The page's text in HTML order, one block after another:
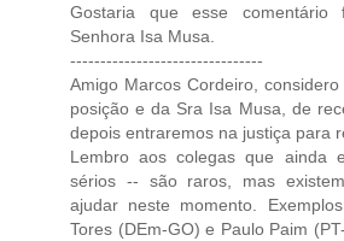
Gostaria que esse comentário
Senhora Isa Musa.
--------------------------------
Amigo Marcos Cordeiro,
posição e da Sra Isa Musa, de
depois entraremos na justiça para
Lembro aos colegas que ainda
sérios -- são raros, mas
ajudar neste momento.
Tores (DEm-GO) e Paulo Paim